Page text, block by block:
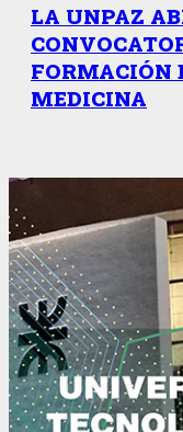
LA UNPAZ
FORMACIÓN
MEDICINA